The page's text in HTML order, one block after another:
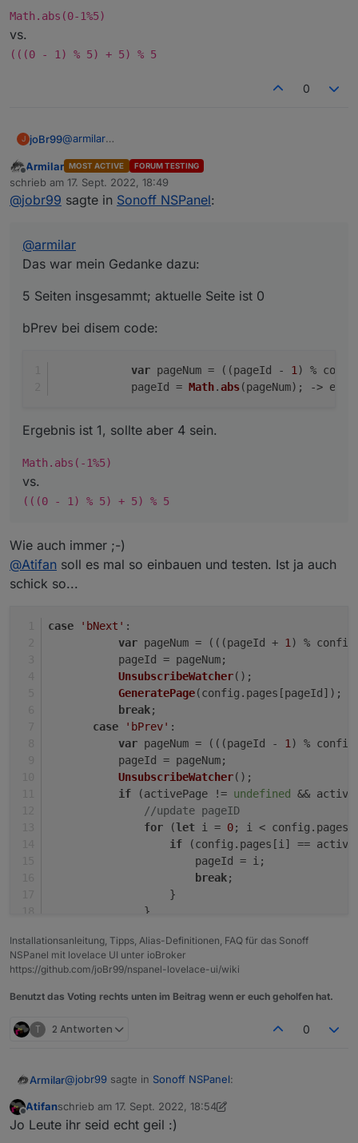
Aber mal im Ernst. Macht das gleiche wie ursprünglich.
funktioniert.
Ich hatte mit der Software-Navi noch nie einen Ausfall
Math.abs(0-1%5)
vs.
(((0 - 1) % 5) + 5) % 5
0
J joBr99@armilar
5 Seiten insgesammt; aktuelle Seite ist 0
bPrev bei disem code:
Ergebnis ist 1, sollte aber 4 sein.
Math.abs(0-1%5)
vs.
(((0 - 1) % 5) + 5) % 5
Offline
Armilar MOST ACTIVE FORUM TESTING
schrieb am 17. Sept. 2022, 18:49
zuletzt editiert von
@jobr99 sagte in Sonoff NSPanel:
@armilar
Das war mein Gedanke dazu:
5 Seiten insgesammt; aktuelle Seite ist 0
bPrev bei disem code:
var pageNum = ((pageId - 1) %
            pageId =
Math.abs(pageNum); ->
Ergebnis ist 1, sollte aber 4 sein.
Math.abs(-1%5)
vs.
(((0 - 1) % 5) + 5) % 5
Wie auch immer ;-)
@Atifan soll es mal so einbauen und testen. Ist ja auch
schick so...
case 'bNext' :
var pageNum = (((pageId + 1) %
           pageId = pageNum;
UnsubscribeWatcher();
GeneratePage(config. pages [pageId]);
break;
case
'bPrev' :
var pageNum = (((pageId - 1) %
           pageId = pageNum;
UnsubscribeWatcher();
if (activePage != undefined
&&
//update pageID
for (let i = 0; i < config. pages
if (config. pages [i] ==
                       pageId = i;
break;
                   }
               }
           }
else {
           }
Installationsanleitung, Tipps, Alias-Definitionen, FAQ für das Sonoff
NSPanel mit lovelace UI unter ioBroker
https://github.com/joBr99/nspanel-lovelace-ui/wiki
Benutzt das Voting rechts unten im Beitrag wenn er euch geholfen hat.
T 2 Antworten 0
Armilar@jobr99 sagte in Sonoff NSPanel:
@armilar
Offline
Atifanschrieb am 17. Sept. 2022, 18:54
zuletzt editiert von Atifan
Jo Leute ihr seid echt geil :)